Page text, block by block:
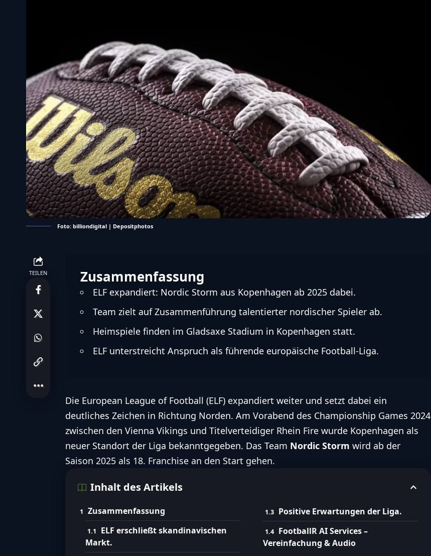
Foto: billiondigital | Depositphotos
TEILEN Zusammenfassung
ELF expandiert: Nordic Storm aus Kopenhagen ab 2025 dabei.
Team zielt auf Zusammenführung talentierter nordischer Spieler ab.
Heimspiele finden im Gladsaxe Stadium in Kopenhagen statt.
ELF unterstreicht Anspruch als führende europäische Football-Liga.
Die European League of Football (ELF) expandiert weiter und setzt dabei ein
deutliches Zeichen in Richtung Norden. Am Vorabend des Championship Games 2024
zwischen den Vienna Vikings und Titelverteidiger Rhein Fire wurde Kopenhagen als
neuer Standort der Liga bekanntgegeben. Das Team Nordic Storm wird ab der
Saison 2025 als 18. Franchise an den Start gehen.
Inhalt des Artikels
Zusammenfassung
ELF erschließt skandinavischen
Markt.
Positive Erwartungen der Liga.
FootballR AI Services –
Vereinfachung & Audio